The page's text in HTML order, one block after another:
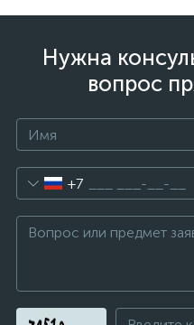
Нужна
вопрос
+7